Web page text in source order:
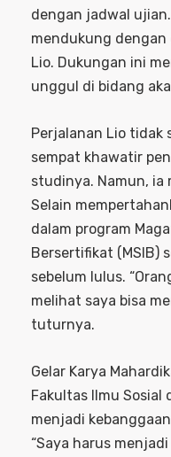
dengan jadwal
mendukung dengan
Lio. Dukungan ini
unggul di bidang
Perjalanan Lio tidak
sempat khawatir
studinya. Namun, ia
Selain
dalam program
Bersertifikat (MSIB)
sebelum lulus.
melihat saya bisa
tuturnya.
Gelar Karya
Fakultas Ilmu Sosial
menjadi
“Saya harus